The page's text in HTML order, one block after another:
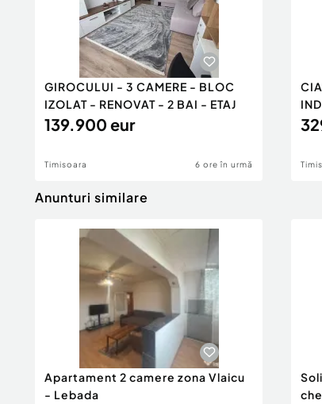
GIROCULUI - 3 CAMERE - BLOC
IZOLAT - RENOVAT - 2 BAI - ETAJ
139.900 eur
Timisoara 6 ore în urmă
Anunturi similare
Apartament 2 camere zona Vlaicu
- Lebada